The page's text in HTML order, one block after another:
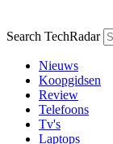
Search TechRadar
Nieuws
Koopgidsen
Review
Telefoons
Tv's
Laptops